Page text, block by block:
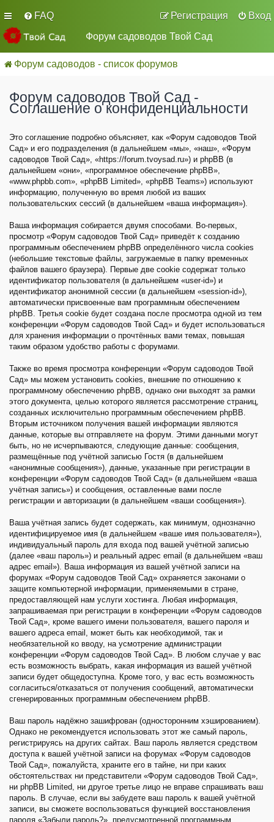
FAQ Вход
Регистрация
Форум садоводов Твой Сад
Форум садоводов - список форумов
Форум садоводов Твой Сад -
Соглашение о конфиденциальности
Это соглашение подробно объясняет, как «Форум садоводов Твой
Сад» и его подразделения (в дальнейшем «мы», «наш», «Форум
садоводов Твой Сад», «https://forum.tvoysad.ru») и phpBB (в
дальнейшем «они», «программное обеспечение phpBB»,
«www.phpbb.com», «phpBB Limited», «phpBB Teams») используют
информацию, полученную во время любой из ваших
пользовательских сессий (в дальнейшем «ваша информация»).
Ваша информация собирается двумя способами. Во-первых,
просмотр «Форум садоводов Твой Сад» приведёт к созданию
программным обеспечением phpBB определённого числа cookies
(небольшие текстовые файлы, загружаемые в папку временных
файлов вашего браузера). Первые две cookie содержат только
идентификатор пользователя (в дальнейшем «user-id») и
идентификатор анонимной сессии (в дальнейшем «session-id»),
автоматически присвоенные вам программным обеспечением
phpBB. Третья cookie будет создана после просмотра одной из тем
конференции «Форум садоводов Твой Сад» и будет использоваться
для хранения информации о прочтённых вами темах, повышая
таким образом удобство работы с форумами.
Также во время просмотра конференции «Форум садоводов Твой
Сад» мы можем установить cookies, внешние по отношению к
программному обеспечению phpBB, однако они выходят за рамки
этого документа, целью которого является рассмотрение страниц,
созданных исключительно программным обеспечением phpBB.
Вторым источником получения вашей информации являются
данные, которые вы отправляете на форум. Этими данными могут
быть, но не исчерпываются, следующие данные: сообщения,
размещённые под учётной записью Гостя (в дальнейшем
«анонимные сообщения»), данные, указанные при регистрации в
конференции «Форум садоводов Твой Сад» (в дальнейшем «ваша
учётная запись») и сообщения, оставленные вами после
регистрации и авторизации (в дальнейшем «ваши сообщения»).
Ваша учётная запись будет содержать, как минимум, однозначно
идентифицируемое имя (в дальнейшем «ваше имя пользователя»),
индивидуальный пароль для входа под вашей учётной записью
(далее «ваш пароль») и реальный адрес email (в дальнейшем «ваш
адрес email»). Ваша информация из вашей учётной записи на
форумах «Форум садоводов Твой Сад» охраняется законами о
защите компьютерной информации, применяемыми в стране,
предоставляющей нам услуги хостинга. Любая информация,
запрашиваемая при регистрации в конференции «Форум садоводов
Твой Сад», кроме вашего имени пользователя, вашего пароля и
вашего адреса email, может быть как необходимой, так и
необязательной ко вводу, на усмотрение администрации
конференции «Форум садоводов Твой Сад». В любом случае у вас
есть возможность выбрать, какая информация из вашей учётной
записи будет общедоступна. Кроме того, у вас есть возможность
согласиться/отказаться от получения сообщений, автоматически
сгенерированных программным обеспечением phpBB.
Ваш пароль надёжно зашифрован (односторонним хэшированием).
Однако не рекомендуется использовать этот же самый пароль,
регистрируясь на других сайтах. Ваш пароль является средством
доступа к вашей учётной записи на форумах «Форум садоводов
Твой Сад», пожалуйста, храните его в тайне, ни при каких
обстоятельствах ни представители «Форум садоводов Твой Сад»,
ни phpBB Limited, ни другое третье лицо не вправе спрашивать ваш
пароль. В случае, если вы забудете ваш пароль к вашей учётной
записи, вы сможете воспользоваться функцией восстановления
пароля «Забыли пароль?», предусмотренной программным